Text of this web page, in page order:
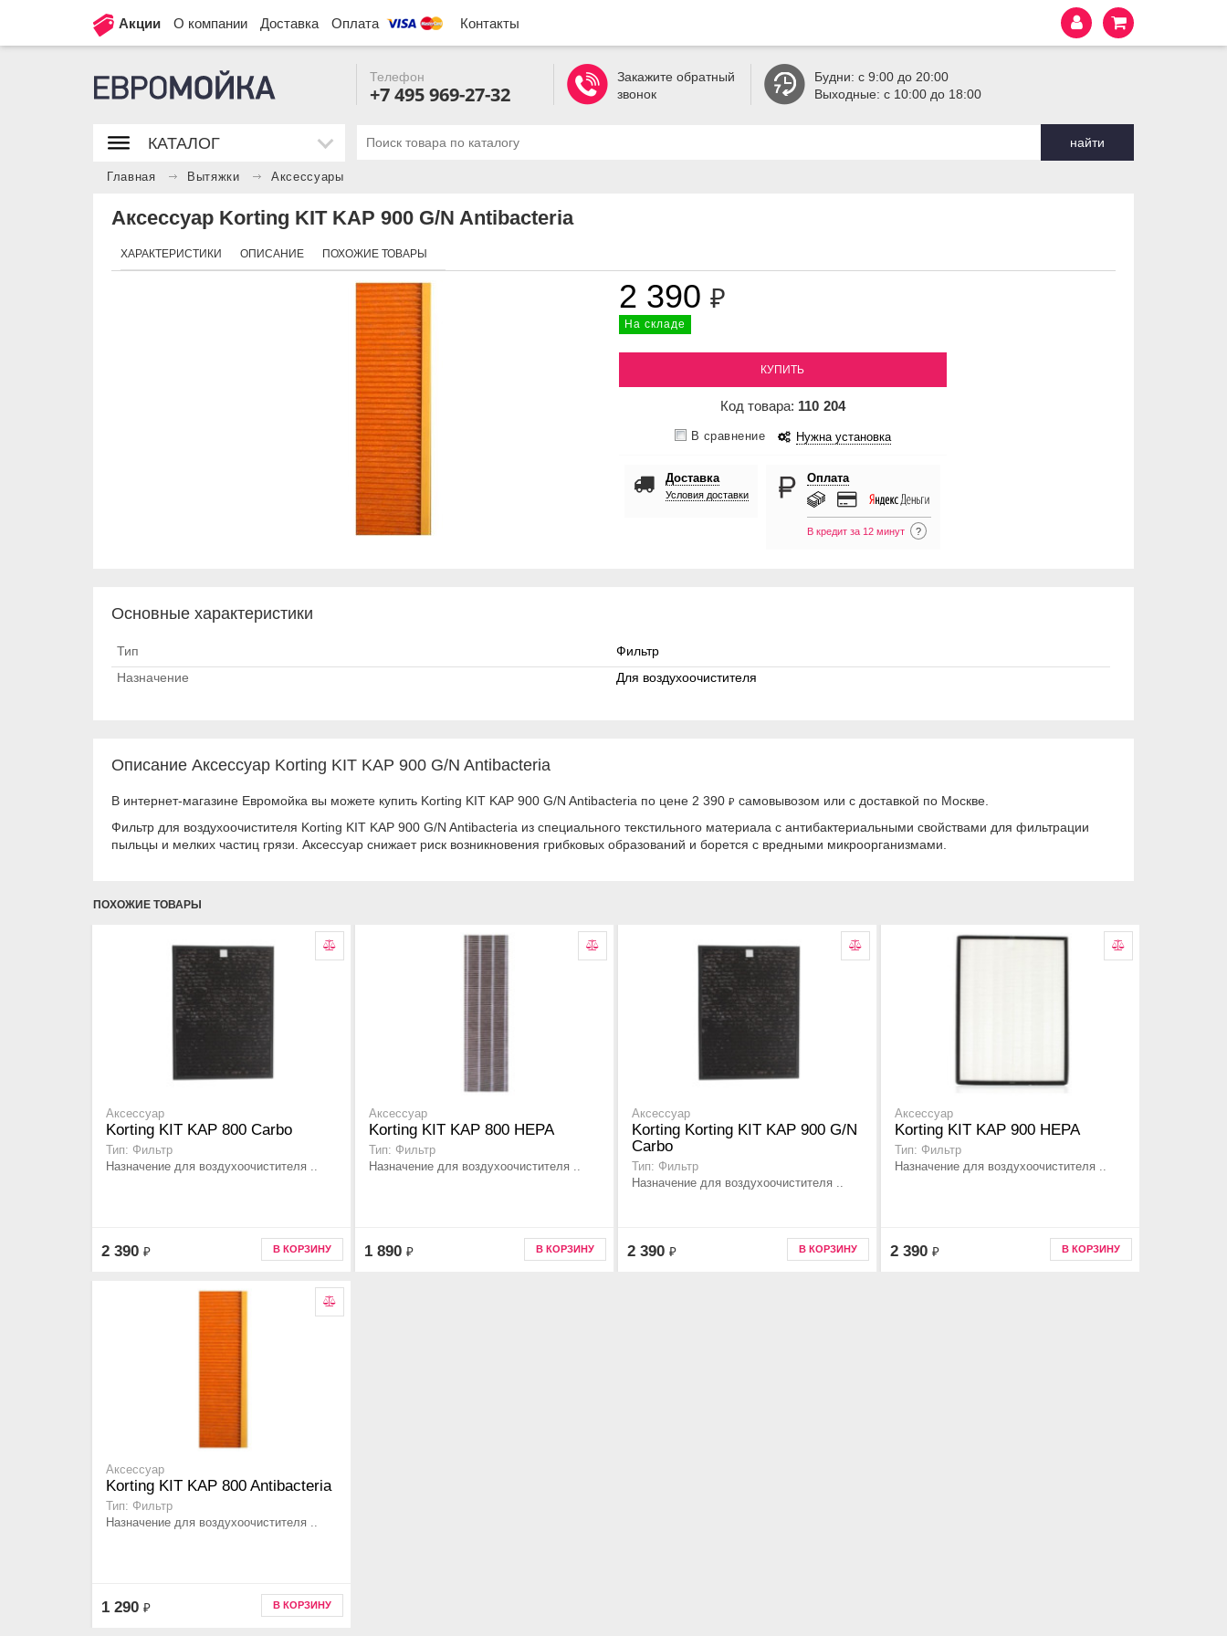
Акции О компании Доставка Оплата Контакты
Телефон
+7 495 969-27-32
Закажите обратный
звонок
Будни: с 9:00 до 20:00
Выходные: с 10:00 до 18:00
найти
КАТАЛОГ
Главная Вытяжки Аксессуары
Аксессуар Korting KIT KAP 900 G/N Antibacteria
ХАРАКТЕРИСТИКИ ОПИСАНИЕ ПОХОЖИЕ ТОВАРЫ
2 390 ₽
На складе
КУПИТЬ
Код товара: 110 204
В сравнение Нужна установка
Доставка
Условия доставки
Оплата
В кредит за 12 минут ?
Основные характеристики
Тип
Фильтр
Назначение
Для воздухоочистителя
Описание Аксессуар Korting KIT KAP 900 G/N Antibacteria
В интернет-магазине Евромойка вы можете купить Korting KIT KAP 900 G/N Antibacteria по цене 2 390 ₽ самовывозом или с доставкой по Москве.
Фильтр для воздухоочистителя Korting KIT KAP 900 G/N Antibacteria из специального текстильного материала с антибактериальными свойствами для фильтрации
пыльцы и мелких частиц грязи. Аксессуар снижает риск возникновения грибковых образований и борется с вредными микроорганизмами.
ПОХОЖИЕ ТОВАРЫ
Аксессуар
Korting KIT KAP 800 Carbo
Тип: Фильтр
Назначение для воздухоочистителя ..
2 390 ₽ В КОРЗИНУ
Аксессуар
Korting KIT KAP 800 HEPA
Тип: Фильтр
Назначение для воздухоочистителя ..
1 890 ₽ В КОРЗИНУ
Аксессуар
Korting Korting KIT KAP 900 G/N
Carbo
Тип: Фильтр
Назначение для воздухоочистителя ..
2 390 ₽ В КОРЗИНУ
Аксессуар
Korting KIT KAP 900 HEPA
Тип: Фильтр
Назначение для воздухоочистителя ..
2 390 ₽ В КОРЗИНУ
Аксессуар
Korting KIT KAP 800 Antibacteria
Тип: Фильтр
Назначение для воздухоочистителя ..
1 290 ₽ В КОРЗИНУ